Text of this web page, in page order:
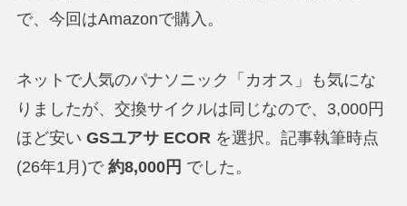
で、今回はAmazonで購入。
ネットで人気のパナソニック「カオス」も気にな
りましたが、交換サイクルは同じなので、3,000円
ほど安い GSユアサ ECORを選択。記事執筆時点
(26年1月)で 約8,000円 でした。